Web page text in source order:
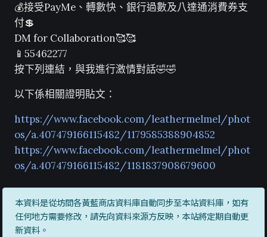
💰接受PayMe、轉數快、銀行過數及八達通消費券支
付💲
DM for Collaboration🥰🥰
📱55462277
按下列連結，與我進行激情對話🤣🤣
以下係相關證明貼文：
https://www.facebook.com/leathermelmel/phot
os/a.407479166115482/1179585388904852
https://www.facebook.com/leathermelmel/phot
os/a.407479166115482/1181837908679600
本資料是從坊間各黃藍商店資料庫自動同步至本站資料庫，如有
任何地方需要修改，請先向資料來源方反映，本站將定期自動更
新資料。